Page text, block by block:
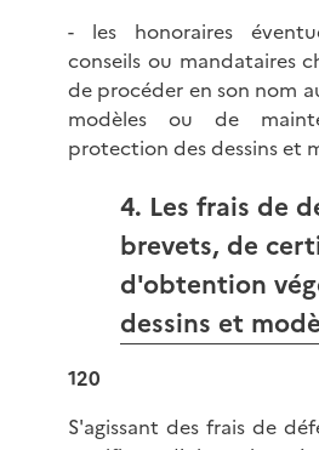
- les honoraires
conseils ou mandataires
de procéder en son nom
modèles ou de
protection des dessins et
4. Les frais de
brevets, de
d'obtention
dessins et
120
S'agissant des frais de